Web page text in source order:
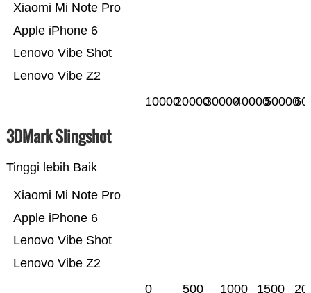
Lenovo Vibe Z2
Lenovo Vibe Shot
Apple iPhone 6
Xiaomi Mi Note Pro
1000020000300004000050000
3DMark Slingshot
Tinggi lebih Baik
Lenovo Vibe Z2
Lenovo Vibe Shot
Apple iPhone 6
Xiaomi Mi Note Pro
0 500 1000 1500